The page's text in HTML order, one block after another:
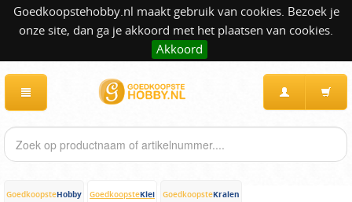
Goedkoopstehobby.nl maakt gebruik van cookies. Bezoek je
onze site, dan ga je akkoord met het plaatsen van cookies.
Akkoord
GoedkoopsteHobby GoedkoopsteKlei GoedkoopsteKralen